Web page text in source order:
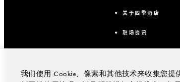
关于四季酒店
职场资讯
我们使用 Cookie、像素和其他技术来收集您